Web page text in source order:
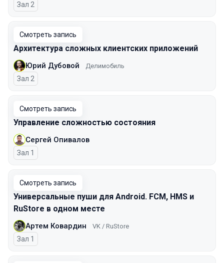
Зал 2
Смотреть запись
Архитектура сложных клиентских приложений
Юрий Дубовой Делимобиль
Зал 2
Смотреть запись
Управление сложностью состояния
Сергей Опивалов
Зал 1
Смотреть запись
Универсальные пуши для Android. FCM, HMS и
RuStore в одном месте
Артем Ковардин VK / RuStore
Зал 1